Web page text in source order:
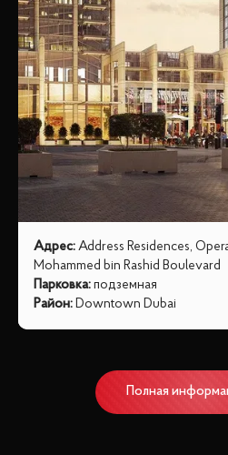
Адрес: Address Residences,
Mohammed bin Rashid Boulevard
Парковка: подземная
Район: Downtown Dubai
Полная